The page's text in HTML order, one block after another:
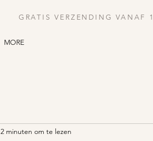
GRATIS VERZENDING VANAF
MORE
2 minuten om te lezen